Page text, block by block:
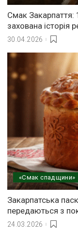
Смак Закарпаття:
захована історія
30.04.2026
«Смак спадщини»
Закарпатська
передаються з
24.03.2026